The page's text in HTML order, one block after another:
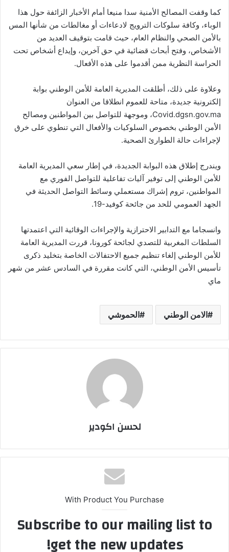
كما وقفت المصالح الأمنية سدا منيعا أمام الأخبار الزائفة حول هذا
الوباء، وكافة سلوكات الترويج لادعاءات أو مغالطات من شأنها المس
بالأمن الصحي والنظام العام، حيث قامت بتوقيف العديد من
الأشخاص، وفتح أبحاث قضائية في حق آخرين، وإيداع أشخاص تحت
الحراسة النظرية ممن أقدموا على هذه الأفعال.
وعلاوة على ذلك، أطلقت المديرية العامة للأمن الوطني بوابة
إلكترونية جديدة، متاحة للعموم انطلاقا من العنوان
Covid.dgsn.gov.ma، وموجهة للتواصل بين المواطنين ومصالح
الأمن الوطني بخصوص السلوكيات والأفعال التي تنطوي على خرق
لإجراءات حالة الطوارئ الصحية.
ويندرج إطلاق هذه البوابة الجديدة، في إطار سعي المديرية العامة
للأمن الوطني إلى توفير آليات تفاعلية للتواصل الفوري مع
المواطنين، تروم إشراك مستعملي وسائط التواصل الحديثة في
الجهد العمومي للحد من جائحة كوفيد-19.
وانسجاما مع التدابير الاحترازية والإجراءات الوقائية التي اعتمدتها
السلطات المغربية للتصدي لجائحة كورونا، قررت المديرية العامة
للأمن الوطني إلغاء تنظيم جميع الاحتفالات الخاصة بتخليد ذكرى
تأسيس الأمن الوطني، التي كانت مقررة في السادس عشر من شهر
ماي
الامن الوطني الحموشي
لحسن اكودير
With Product You Purchase
Subscribe to our mailing list to
get the new updates!